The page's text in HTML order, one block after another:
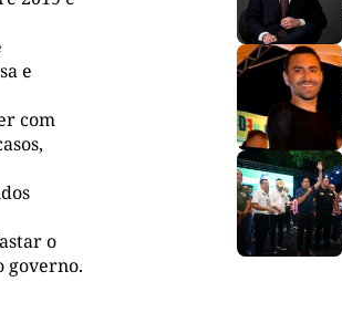
e
com
o
governo.